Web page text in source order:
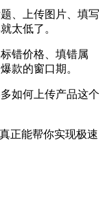
、上传图片、填写
太低了。
错价格、填错属
款的窗口期。
如何上传产品这个
正能帮你实现极速